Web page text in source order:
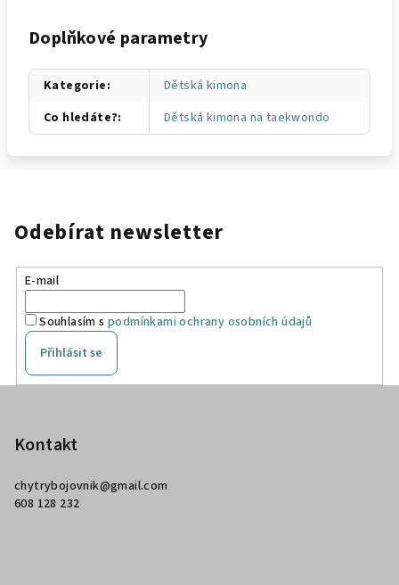
Doplňkové parametry
Kategorie:
Dětská kimona
Co hledáte?: Dětská kimona na taekwondo
Odebírat newsletter
E-mail
Souhlasím s podmínkami ochrany osobních údajů
Přihlásit se
Kontakt
chytrybojovnik@gmail.com
608 128 232